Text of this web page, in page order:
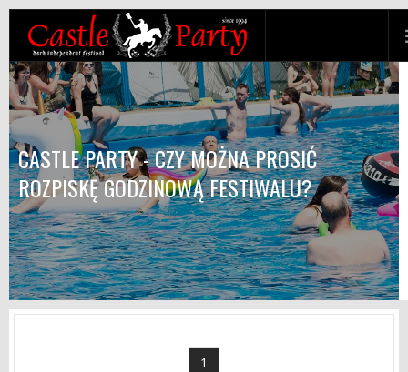
CASTLE PARTY - CZY MOŻNA PROSIĆ
ROZPISKĘ GODZINOWĄ FESTIWALU?
1